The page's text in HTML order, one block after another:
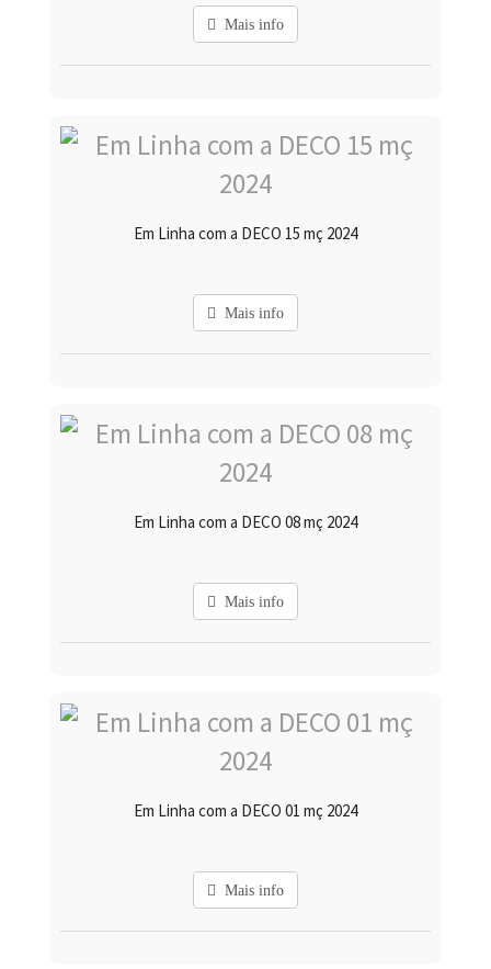
Mais info
Em Linha com a DECO 15 mç 2024
Mais info
Em Linha com a DECO 08 mç 2024
Mais info
Em Linha com a DECO 01 mç 2024
Mais info